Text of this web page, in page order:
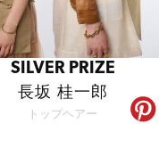
SILVER PRIZE
長坂 桂一郎
トップヘアー